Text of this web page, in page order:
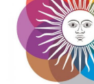
Iglesia
apostólica
Latradición de
arraigada en